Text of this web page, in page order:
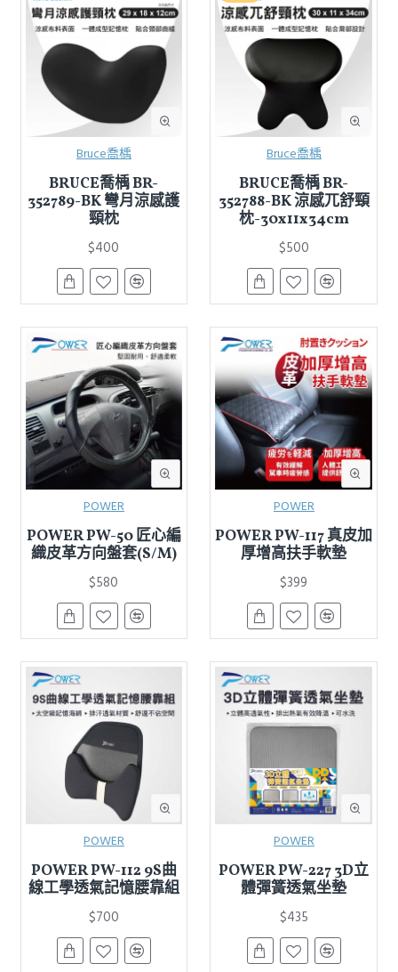
Bruce喬楀
BRUCE喬楀 BR-
352789-BK 彎月涼感護
頸枕
$400
Bruce喬楀
BRUCE喬楀 BR-
352788-BK 涼感兀舒頸
枕-30x11x34cm
$500
POWER
POWER PW-50 匠心編
織皮革方向盤套(S/M)
$580
POWER
POWER PW-117 真皮加
厚增高扶手軟墊
$399
POWER
POWER PW-112 9S曲
線工學透氣記憶腰靠組
$700
POWER
POWER PW-227 3D立
體彈簧透氣坐墊
$435